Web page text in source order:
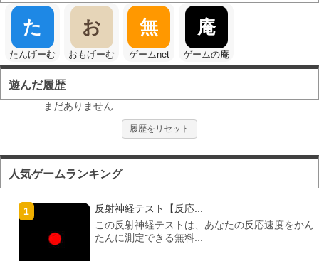
た
たんげーむ
お
おもげーむ
無
ゲームnet
庵
ゲームの庵
遊んだ履歴
まだありません
履歴をリセット
人気ゲームランキング
反射神経テスト【反応...
この反射神経テストは、あなたの反応速度をかん
たんに測定できる無料...